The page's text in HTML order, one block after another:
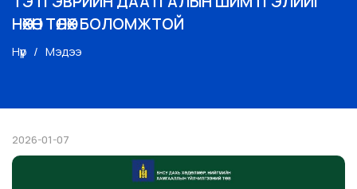
НӨХӨН ТӨЛӨХ БОЛОМЖТОЙ
Нүүр Мэдээ
2026-01-07